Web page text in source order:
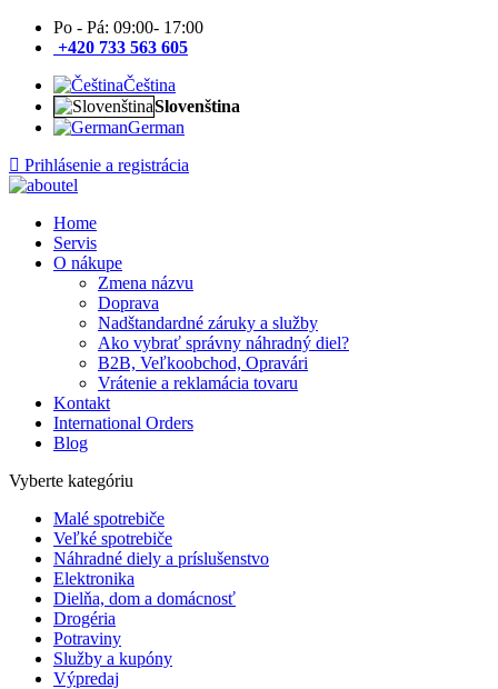
Po - Pá: 09:00- 17:00
+420 733 563 605
Čeština
Slovenština
German
Prihlásenie a registrácia
Home
Servis
O nákupe
Zmena názvu
Doprava
Nadštandardné záruky a služby
Ako vybrať správny náhradný diel?
B2B, Veľkoobchod, Opravári
Vrátenie a reklamácia tovaru
Kontakt
International Orders
Blog
Vyberte kategóriu
Malé spotrebiče
Veľké spotrebiče
Náhradné diely a príslušenstvo
Elektronika
Dielňa, dom a domácnosť
Drogéria
Potraviny
Služby a kupóny
Výpredaj